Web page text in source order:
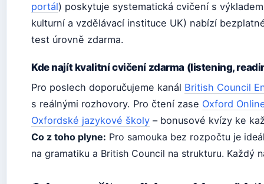
portál) poskytuje systematická cvičení s
kulturní a vzdělávací instituce UK) nabízí
test úrovně zdarma.
Kde najít kvalitní cvičení zdarma (listening,
Pro poslech doporučujeme kanál British Council
s reálnými rozhovory. Pro čtení zase Oxford
Oxfordské jazykové školy – bonusové kvízy ke
Co z toho plyne: Pro samouka bez rozpočtu je
na gramatiku a British Council na strukturu. Každý